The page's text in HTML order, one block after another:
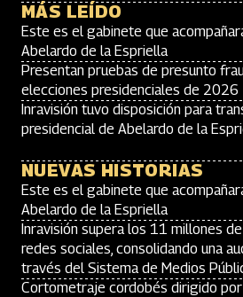
MÁS LEÍDO
Este es el gabinete que
Abelardo de la Espriella
Presentan pruebas de presunto
elecciones presidenciales de 2026
Inravisión tuvo disposición para
presidencial de Abelardo de la
NUEVAS HISTORIAS
Este es el gabinete que
Abelardo de la Espriella
Inravisión supera los 11 millones
redes sociales, consolidando una
través del Sistema de Medios
Cortometraje cordobés dirigido